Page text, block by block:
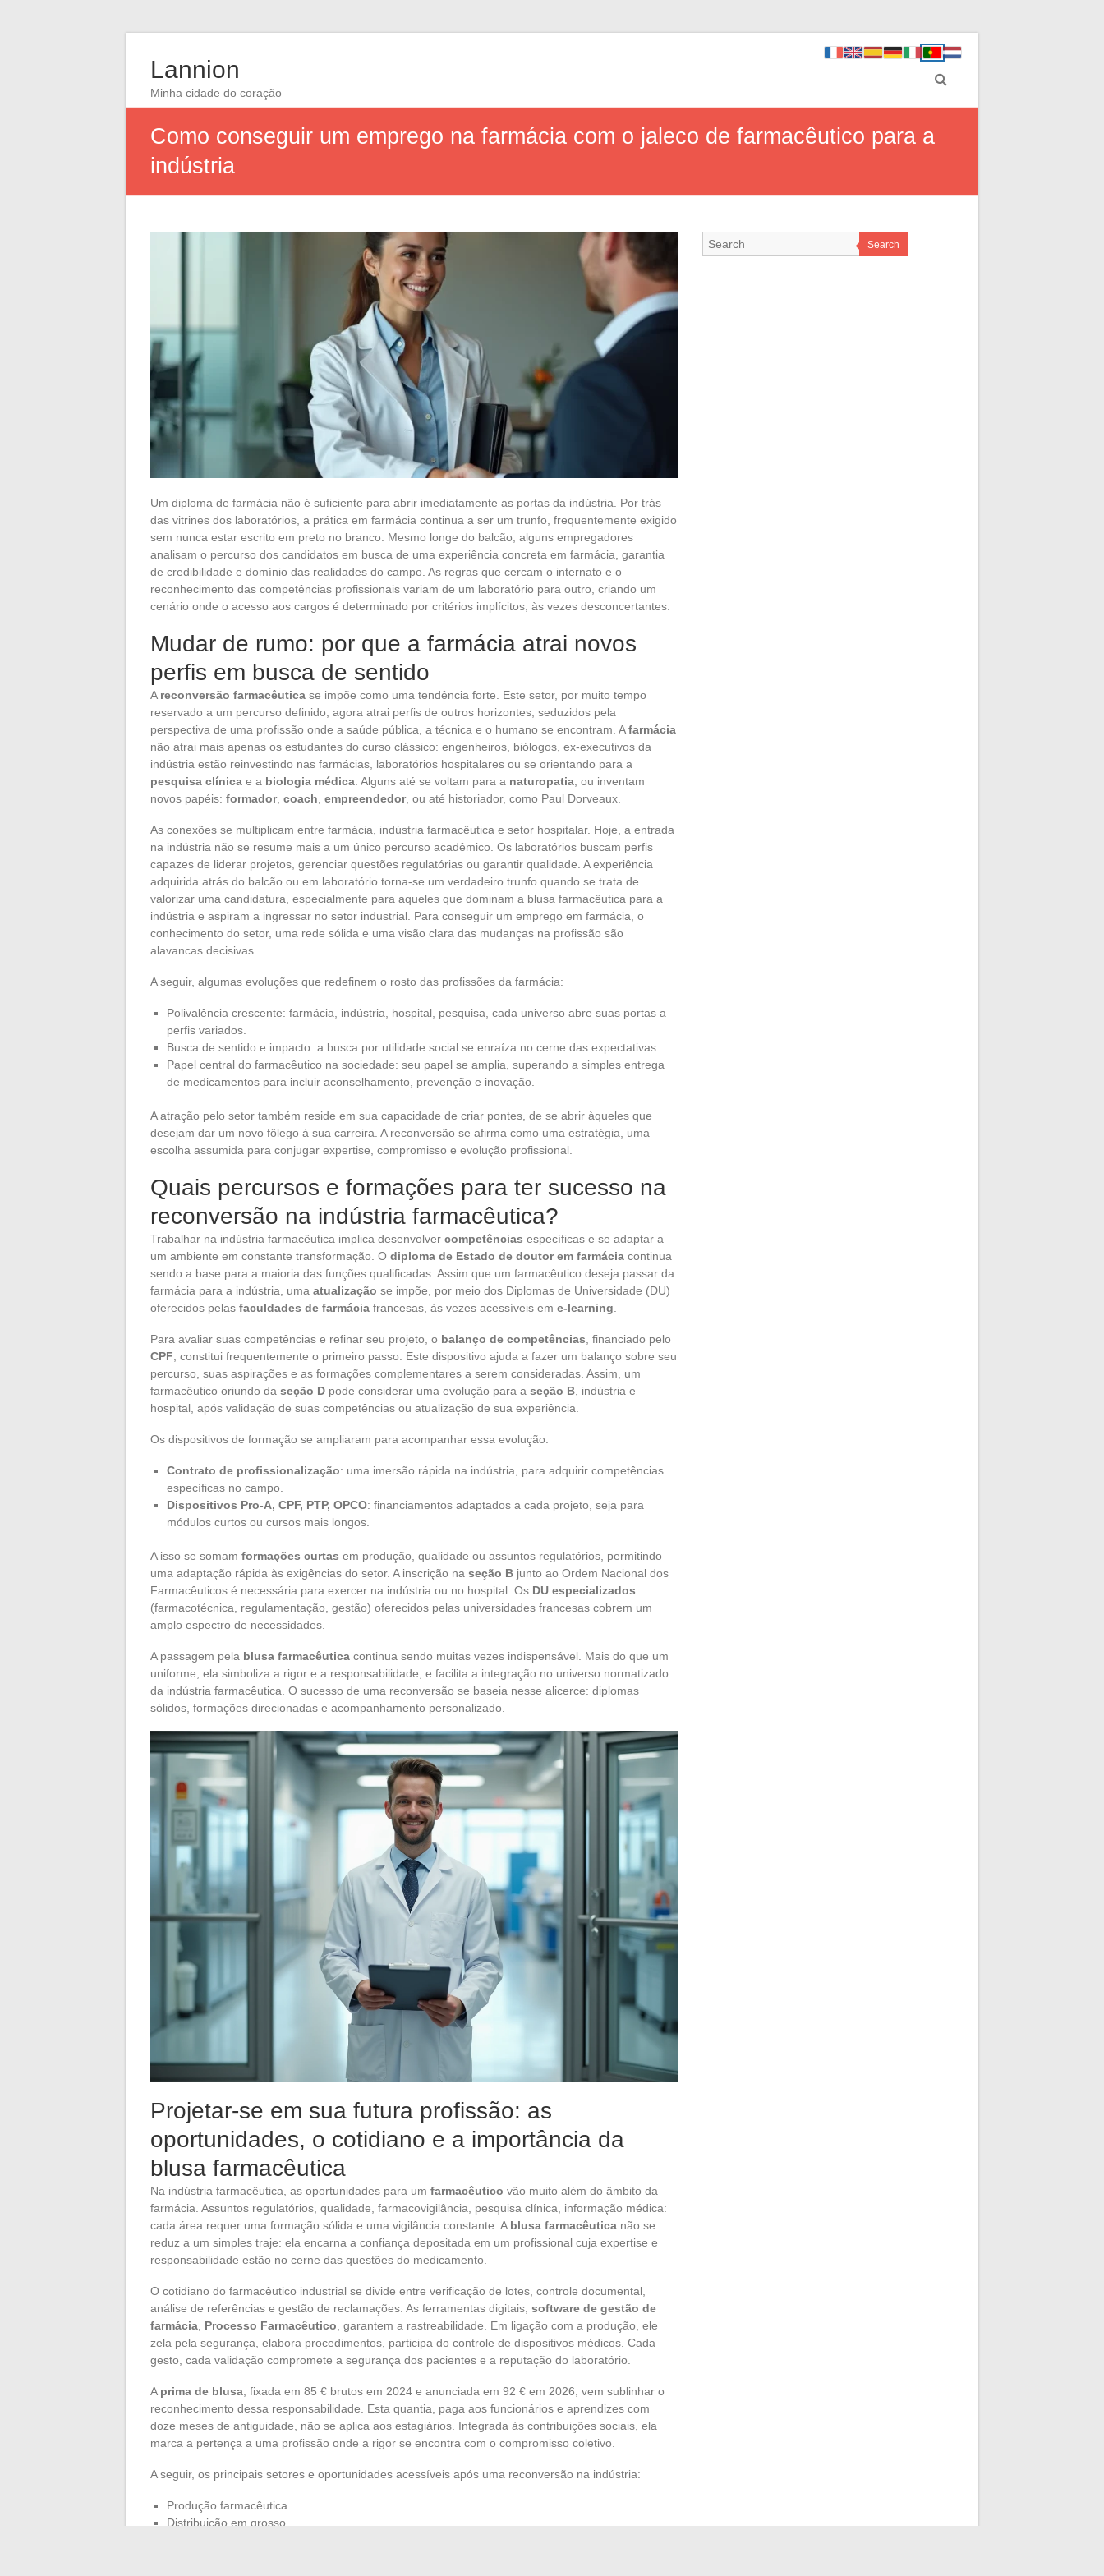
Lannion
Minha cidade do coração
Como conseguir um emprego na farmácia com o jaleco de farmacêutico para a
indústria
Um diploma de farmácia não é suficiente para abrir imediatamente as portas da indústria. Por trás
das vitrines dos laboratórios, a prática em farmácia continua a ser um trunfo, frequentemente exigido
sem nunca estar escrito em preto no branco. Mesmo longe do balcão, alguns empregadores
analisam o percurso dos candidatos em busca de uma experiência concreta em farmácia, garantia
de credibilidade e domínio das realidades do campo. As regras que cercam o internato e o
reconhecimento das competências profissionais variam de um laboratório para outro, criando um
cenário onde o acesso aos cargos é determinado por critérios implícitos, às vezes desconcertantes.
Mudar de rumo: por que a farmácia atrai novos
perfis em busca de sentido
A reconversão farmacêutica se impõe como uma tendência forte. Este setor, por muito tempo
reservado a um percurso definido, agora atrai perfis de outros horizontes, seduzidos pela
perspectiva de uma profissão onde a saúde pública, a técnica e o humano se encontram. Afarmácia
não atrai mais apenas os estudantes do curso clássico: engenheiros, biólogos, ex-executivos da
indústria estão reinvestindo nas farmácias, laboratórios hospitalares ou se orientando para a
pesquisa clínica e a biologia médica . Alguns até se voltam para a naturopatia , ou inventam
novos papéis: formador, coach empreendedor, ou até historiador, como Paul Dorveaux.
As conexões se multiplicam entre farmácia, indústria farmacêutica e setor hospitalar. Hoje, a entrada
na indústria não se resume mais a um único percurso acadêmico. Os laboratórios buscam perfis
capazes de liderar projetos, gerenciar questões regulatórias ou garantir qualidade. A experiência
adquirida atrás do balcão ou em laboratório torna-se um verdadeiro trunfo quando se trata de
valorizar uma candidatura, especialmente para aqueles que dominam a blusa farmacêutica para a
indústria e aspiram a ingressar no setor industrial. Para conseguir um emprego em farmácia, o
conhecimento do setor, uma rede sólida e uma visão clara das mudanças na profissão são
alavancas decisivas.
A seguir, algumas evoluções que redefinem o rosto das profissões da farmácia:
Polivalência crescente: farmácia, indústria, hospital, pesquisa, cada universo abre suas portas a
perfis variados.
Busca de sentido e impacto: a busca por utilidade social se enraíza no cerne das expectativas.
Papel central do farmacêutico na sociedade: seu papel se amplia, superando a simples entrega
de medicamentos para incluir aconselhamento, prevenção e inovação.
A atração pelo setor também reside em sua capacidade de criar pontes, de se abrir àqueles que
desejam dar um novo fôlego à sua carreira. A reconversão se afirma como uma estratégia, uma
escolha assumida para conjugar expertise, compromisso e evolução profissional.
Quais percursos e formações para ter sucesso na
reconversão na indústria farmacêutica?
Trabalhar na indústria farmacêutica implica desenvolver competências específicas e se adaptar a
um ambiente em constante transformação. O diploma de Estado de doutor em farmácia continua
sendo a base para a maioria das funções qualificadas. Assim que um farmacêutico deseja passar da
farmácia para a indústria, uma atualização se impõe, por meio dos Diplomas de Universidade (DU)
oferecidos pelas faculdades de farmácia francesas, às vezes acessíveis em e-learning
Para avaliar suas competências e refinar seu projeto, o balanço de competências , financiado pelo
CPF , constitui frequentemente o primeiro passo. Este dispositivo ajuda a fazer um balanço sobre seu
percurso, suas aspirações e as formações complementares a serem consideradas. Assim, um
farmacêutico oriundo da seção D pode considerar uma evolução para a seção B , indústria e
hospital, após validação de suas competências ou atualização de sua experiência.
Os dispositivos de formação se ampliaram para acompanhar essa evolução:
Contrato de profissionalização: uma imersão rápida na indústria, para adquirir competências
específicas no campo.
Dispositivos Pro-A, CPF, PTP, OPCO: financiamentos adaptados a cada projeto, seja para
módulos curtos ou cursos mais longos.
A isso se somam formações curtas em produção, qualidade ou assuntos regulatórios, permitindo
uma adaptação rápida às exigências do setor. A inscrição na seção B junto ao Ordem Nacional dos
Farmacêuticos é necessária para exercer na indústria ou no hospital. Os DU especializados
(farmacotécnica, regulamentação, gestão) oferecidos pelas universidades francesas cobrem um
amplo espectro de necessidades.
A passagem pela blusa farmacêutica continua sendo muitas vezes indispensável. Mais do que um
uniforme, ela simboliza a rigor e a responsabilidade, e facilita a integração no universo normatizado
da indústria farmacêutica. O sucesso de uma reconversão se baseia nesse alicerce: diplomas
sólidos, formações direcionadas e acompanhamento personalizado.
Projetar-se em sua futura profissão: as
oportunidades, o cotidiano e a importância da
blusa farmacêutica
Na indústria farmacêutica, as oportunidades para um farmacêutico vão muito além do âmbito da
farmácia. Assuntos regulatórios, qualidade, farmacovigilância, pesquisa clínica, informação médica:
cada área requer uma formação sólida e uma vigilância constante. A blusa farmacêutica não se
reduz a um simples traje: ela encarna a confiança depositada em um profissional cuja expertise e
responsabilidade estão no cerne das questões do medicamento.
O cotidiano do farmacêutico industrial se divide entre verificação de lotes, controle documental,
análise de referências e gestão de reclamações. As ferramentas digitais, software de gestão de
farmácia Processo Farmacêutico , garantem a rastreabilidade. Em ligação com a produção, ele
zela pela segurança, elabora procedimentos, participa do controle de dispositivos médicos. Cada
gesto, cada validação compromete a segurança dos pacientes e a reputação do laboratório.
A prima de blusa , fixada em 85 € brutos em 2024 e anunciada em 92 € em 2026, vem sublinhar o
reconhecimento dessa responsabilidade. Esta quantia, paga aos funcionários e aprendizes com
doze meses de antiguidade, não se aplica aos estagiários. Integrada às contribuições sociais, ela
marca a pertença a uma profissão onde a rigor se encontra com o compromisso coletivo.
A seguir, os principais setores e oportunidades acessíveis após uma reconversão na indústria:
Produção farmacêutica
Distribuição em grosso
Search